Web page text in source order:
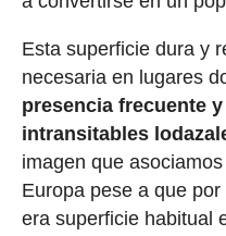
Esta superficie dura y
necesaria en lugares
presencia frecuente
intransitables
imagen que
Europa pese a que
era superficie habitual